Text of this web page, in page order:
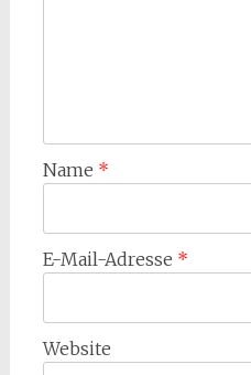
Name *
E-Mail-Adresse *
Website